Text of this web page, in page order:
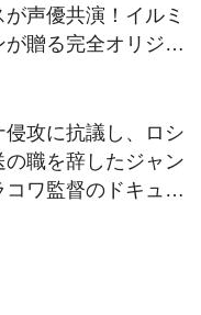
声優共演！イルミ
が贈る完全オリジナ
侵攻に抗議し、ロシ
の職を辞したジャン
コワ監督のドキュメ